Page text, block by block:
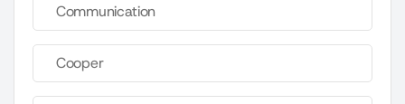
Communication
Cooper